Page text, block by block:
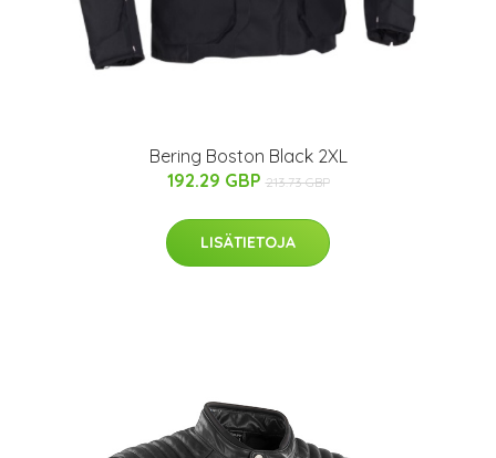
Bering Boston Black 2XL
192.29 GBP 213.73 GBP
LISÄTIETOJA